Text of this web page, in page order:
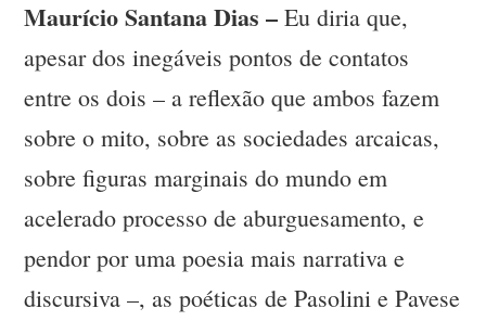
Maurício Santana Dias – Eu diria que,
apesar dos inegáveis pontos de contatos
entre os dois – a reflexão que ambos fazem
sobre o mito, sobre as sociedades arcaicas,
sobre figuras marginais do mundo em
acelerado processo de aburguesamento, e
pendor por uma poesia mais narrativa e
discursiva –, as poéticas de Pasolini e Pavese